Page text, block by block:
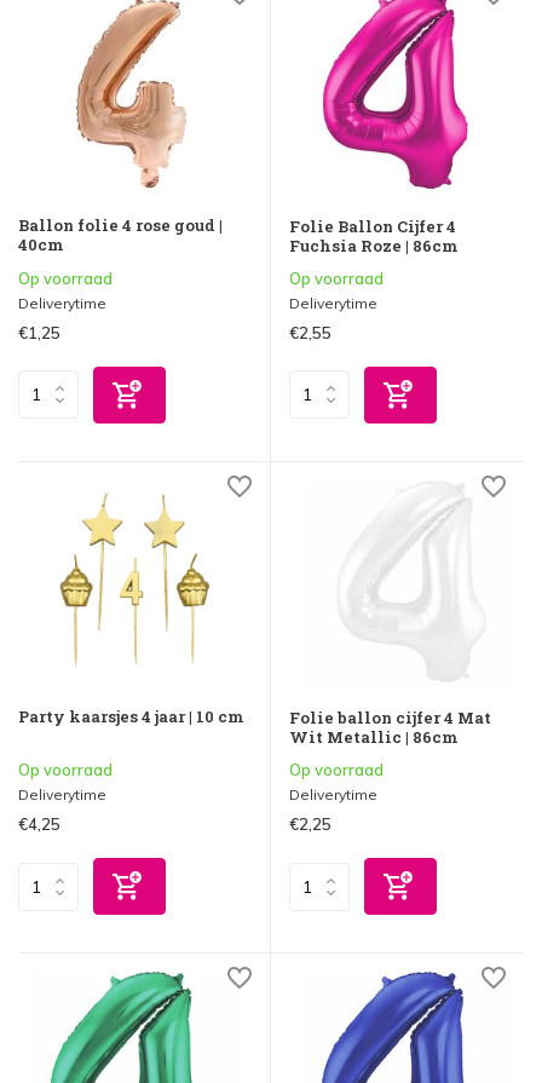
Ballon folie 4 rose goud |
40cm
Op voorraad
Deliverytime
€1,25
Folie Ballon Cijfer 4
Fuchsia Roze | 86cm
Op voorraad
Deliverytime
€2,55
Party kaarsjes 4 jaar | 10 cm
Op voorraad
Deliverytime
€4,25
Folie ballon cijfer 4 Mat
Wit Metallic | 86cm
Op voorraad
Deliverytime
€2,25